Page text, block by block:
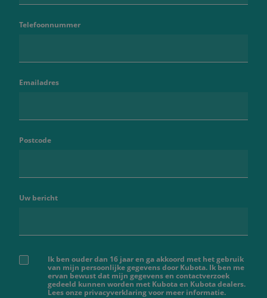
Telefoonnummer
Emailadres
Postcode
Uw bericht
Ik ben ouder dan 16 jaar en ga akkoord met het gebruik
van mijn persoonlijke gegevens door Kubota. Ik ben me
ervan bewust dat mijn gegevens en contactverzoek
gedeeld kunnen worden met Kubota en Kubota dealers.
Lees onze privacyverklaring voor meer informatie.